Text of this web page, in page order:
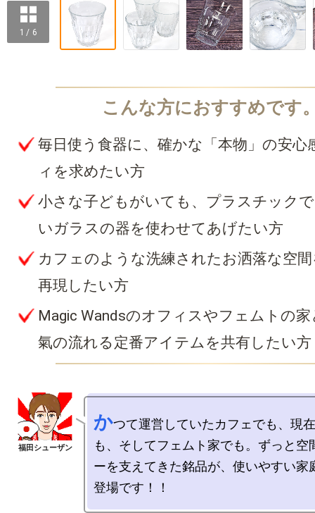
1 / 6
毎日使う食器に、確かな「本物」の安心
ィを求めたい方
小さな子どもがいても、プラスチック
いガラスの器を使わせてあげたい方
カフェのような洗練されたお洒落な空
再現したい方
Magic Wandsのオフィスやフェムトの
氣の流れる定番アイテムを共有したい方
かつて運営していたカフェでも、現
も、そしてフェムト家でも。ずっと空
ーを支えてきた銘品が、使いやすい家